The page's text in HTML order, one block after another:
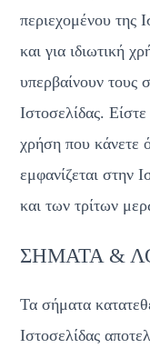
περιεχομένου της
και για ιδιωτική
υπερβαίνουν τους
Ιστοσελίδας.
χρήση που κάνετε
εμφανίζεται στην
και των τρίτων
ΣΗΜΑΤΑ &
Τα σήματα
Ιστοσελίδας